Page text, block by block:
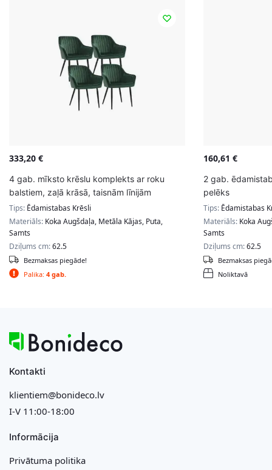
333,20 €
4 gab. mīksto krēslu komplekts ar roku
balstiem, zaļā krāsā, taisnām līnijām
Tips: Ēdamistabas Krēsli
Materiāls: Koka Augšdaļa, Metāla Kājas, Puta,
Samts
Dziļums cm:62.5
Palika: 4 gab.
Bezmaksas piegāde!
160,61 €
2 gab.
pelēks
Tips: Ēdamistabas
Materiāls: Koka
Samts
Dziļums cm:62.5
Noliktavā
Bezmaksas
Kontakti
klientiem@bonideco.lv
I-V 11:00-18:00
Informācija
Privātuma politika